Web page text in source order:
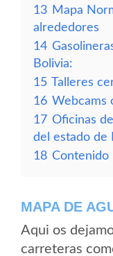
13 Mapa
alrededores
14
Bolivia:
15 Talleres
16 Webcams
17 Oficinas
del estado de
18 Contenido
MAPA DE
Aqui os
carreteras